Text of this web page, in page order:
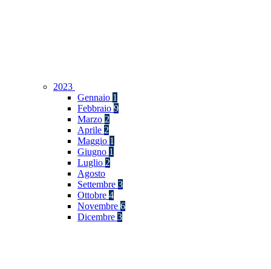
2023
Gennaio 1
Febbraio 9
Marzo 2
Aprile 2
Maggio 1
Giugno 1
Luglio 2
Agosto
Settembre 3
Ottobre 4
Novembre 6
Dicembre 3